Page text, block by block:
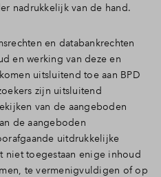
Inloggen
nadrukkelijk van de hand.
en databankrechten
en werking van deze en
uitsluitend toe aan BPD
zijn uitsluitend
van de aangeboden
de aangeboden
uitdrukkelijke
niet toegestaan enige inhoud
te vermenigvuldigen of op